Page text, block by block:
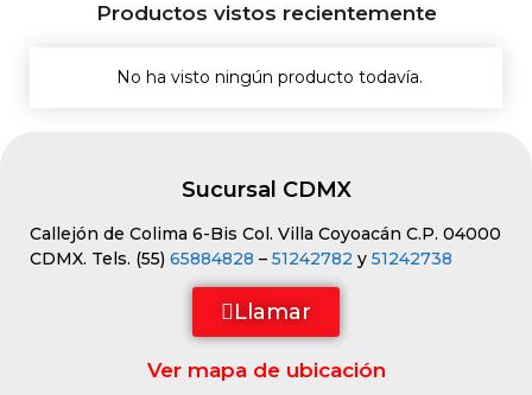
Productos vistos recientemente
No ha visto ningún producto todavía.
Sucursal CDMX
Callejón de Colima 6-Bis Col. Villa Coyoacán C.P. 04000
CDMX. Tels. (55) 65884828 – 51242782 y 51242738
Llamar
Ver mapa de ubicación